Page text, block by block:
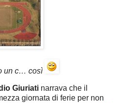
un c… così
Giuriati narrava che il
giornata di ferie per non